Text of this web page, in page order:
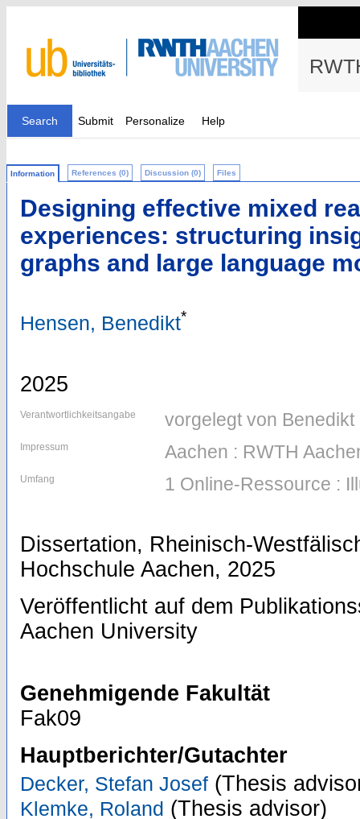
Search Submit Personalize Help
Information References (0) Discussion (0) Files
Designing effective mixed
experiences: structuring
graphs and large language
Hensen, Benedikt*
2025
Verantwortlichkeitsangabe vorgelegt von
Impressum Aachen : RWTH
Umfang 1 Online-Ressource :
Dissertation, Rheinisch-
Hochschule Aachen, 2025
Veröffentlicht auf dem
Aachen University
Genehmigende Fakultät
Fak09
Hauptberichter/Gutachter
Decker, Stefan Josef (Thesis
Klemke, Roland (Thesis advisor)